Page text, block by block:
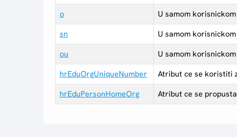
o
U samom
sn
U samom
ou
U samom
hrEduOrgUniqueNumber
Atribut ce se koristiti
hrEduPersonHomeOrg
Atribut ce se